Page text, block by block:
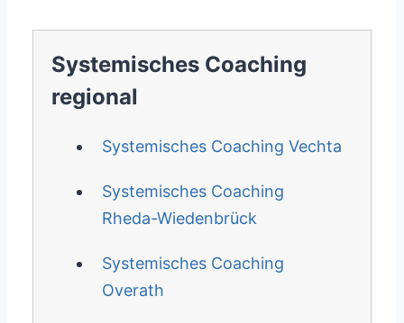
Systemisches Coaching
regional
Systemisches Coaching Vechta
Systemisches Coaching
Rheda-Wiedenbrück
Systemisches Coaching
Overath